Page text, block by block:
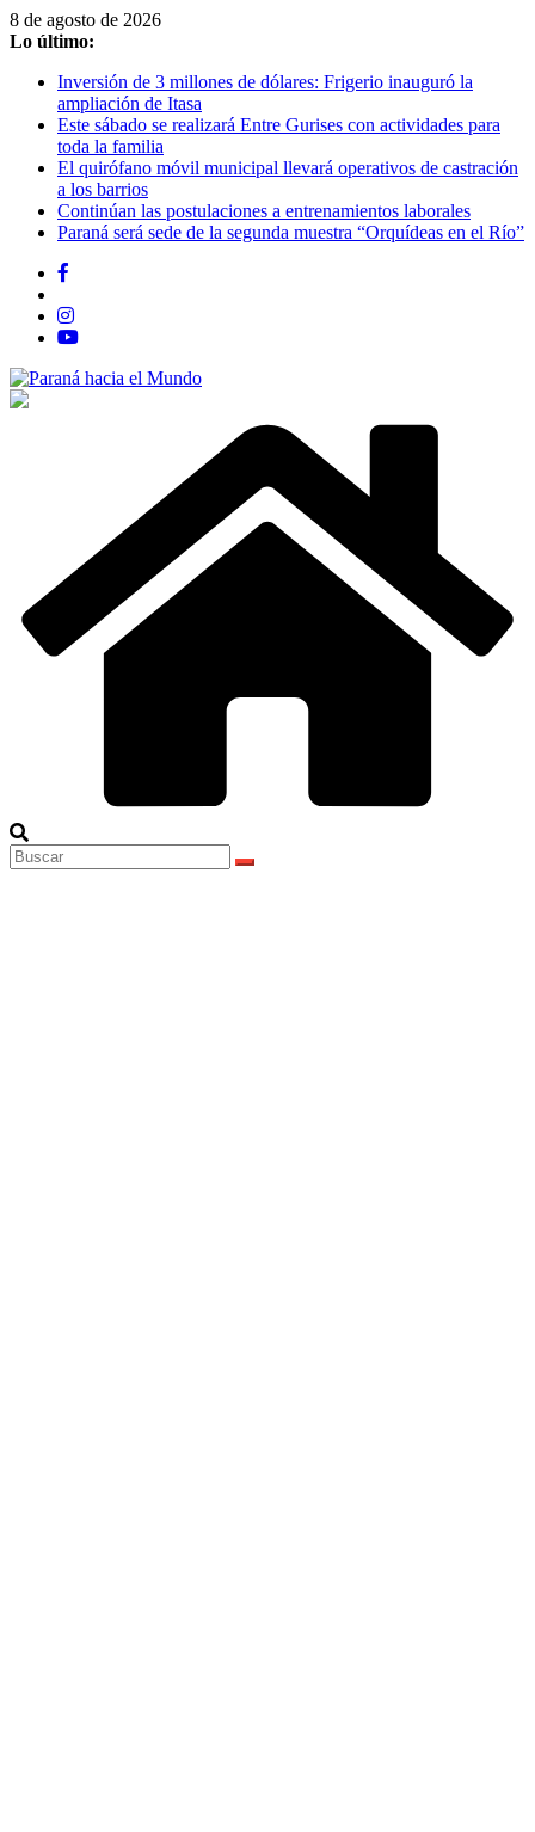
Saltar
al
8 de agosto de 2026
Lo último:
Inversión de 3 millones de dólares: Frigerio inauguró la
ampliación de Itasa
Este sábado se realizará Entre Gurises con actividades para
toda la familia
El quirófano móvil municipal llevará operativos de castración
a los barrios
Continúan las postulaciones a entrenamientos laborales
Paraná será sede de la segunda muestra “Orquídeas en el Río”